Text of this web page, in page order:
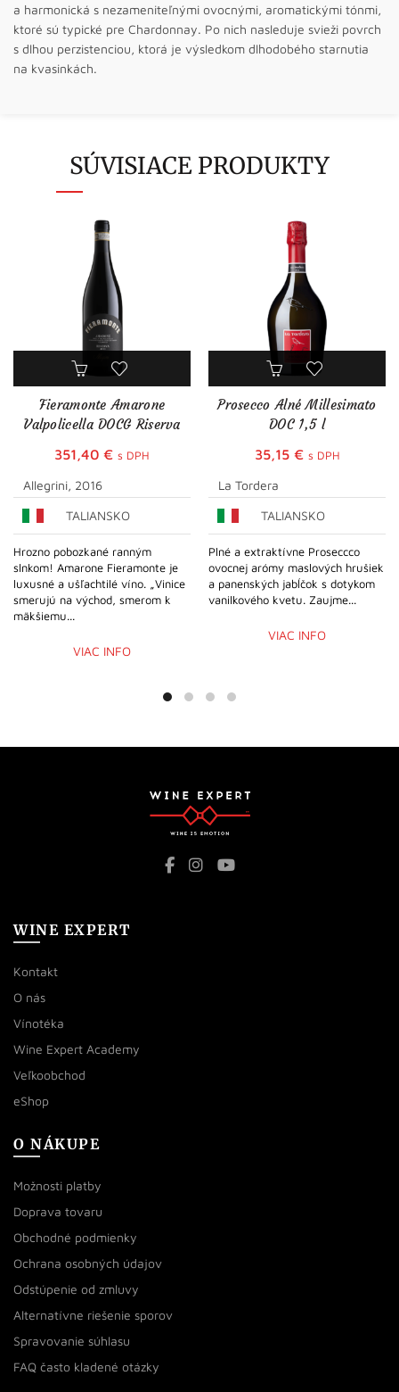
a harmonická s nezameniteľnými ovocnými, aromatickými tónmi,
ktoré sú typické pre Chardonnay. Po nich nasleduje svieži povrch
s dlhou perzistenciou, ktorá je výsledkom dlhodobého starnutia
na kvasinkách.
SÚVISIACE PRODUKTY
Fieramonte Amarone
Valpolicella DOCG Riserva
351,40 € s DPH
Allegrini, 2016
TALIANSKO
Hrozno pobozkané ranným
slnkom! Amarone Fieramonte je
luxusné a ušľachtilé víno. „Vinice
smerujú na východ, smerom k
mäkšiemu...
VIAC INFO
Prosecco Alné Millesimato
DOC 1,5 l
35,15 € s DPH
La Tordera
TALIANSKO
Plné a extraktívne Proseccco
ovocnej arómy maslových hrušiek
a panenských jabĺčok s dotykom
vanilkového kvetu. Zaujme...
VIAC INFO
WINE EXPERT
Kontakt
O nás
Vínotéka
Wine Expert Academy
Veľkoobchod
eShop
O NÁKUPE
Možnosti platby
Doprava tovaru
Obchodné podmienky
Ochrana osobných údajov
Odstúpenie od zmluvy
Alternatívne riešenie sporov
Spravovanie súhlasu
FAQ často kladené otázky